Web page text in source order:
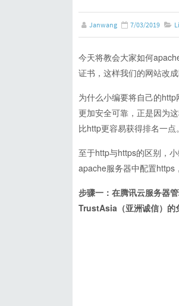
Janwang 7/03/2019
今天将教会大家如何
证书，这样我们的网站改
为什么小编要将自己的
更加安全可靠，正是因为
比http更容易获得排名一点。
至于http与https的区别，
apache服务器中配置https
步骤一：在腾讯云服务器
TrustAsia（亚洲诚信）的